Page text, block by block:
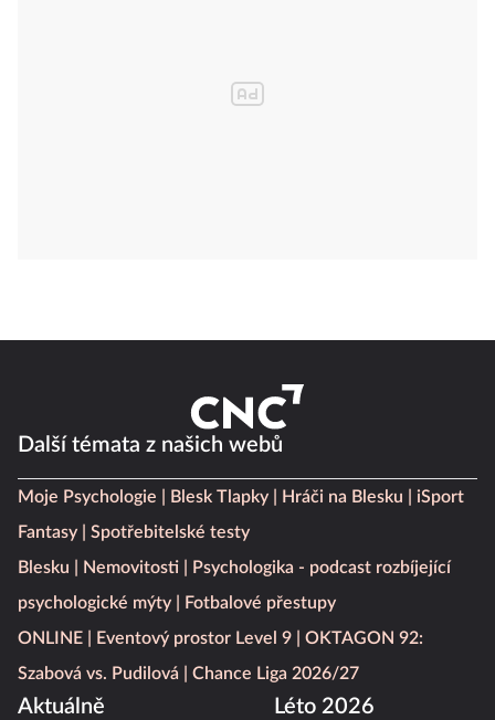
Další témata z našich webů
Moje Psychologie Blesk Tlapky Hráči na Blesku
iSport
Fantasy
Spotřebitelské testy
Blesku
Nemovitosti
Psychologika - podcast rozbíjející
psychologické mýty
Fotbalové přestupy
ONLINE
Eventový prostor Level 9
OKTAGON 92:
Szabová vs. Pudilová
Chance Liga 2026/27
Aktuálně Léto 2026